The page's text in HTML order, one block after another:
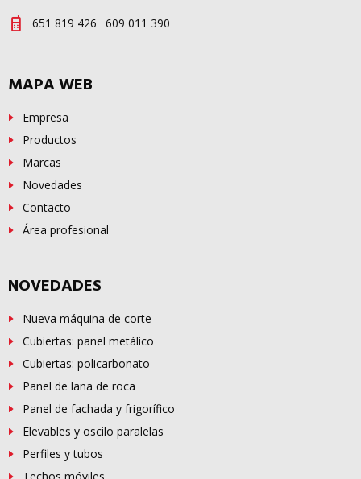
651 819 426 - 609 011 390
MAPA WEB
Empresa
Productos
Marcas
Novedades
Contacto
Área profesional
NOVEDADES
Nueva máquina de corte
Cubiertas: panel metálico
Cubiertas: policarbonato
Panel de lana de roca
Panel de fachada y frigorífico
Elevables y oscilo paralelas
Perfiles y tubos